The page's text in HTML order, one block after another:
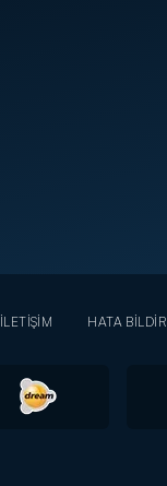
İLETİŞİM HATA BİLDİR